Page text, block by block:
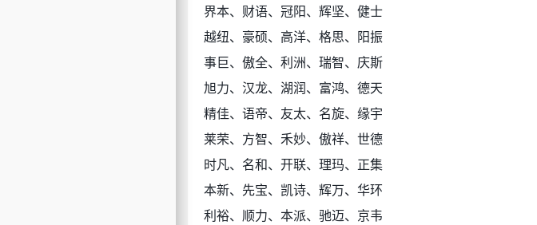
界本、财语、冠阳、辉坚、健士
越纽、豪硕、高洋、格思、阳振
事巨、傲全、利洲、瑞智、庆斯
旭力、汉龙、湖润、富鸿、德天
精佳、语帝、友太、名旋、缘宇
莱荣、方智、禾妙、傲祥、世德
时凡、名和、开联、理玛、正集
本新、先宝、凯诗、辉万、华环
利裕、顺力、本派、驰迈、京韦